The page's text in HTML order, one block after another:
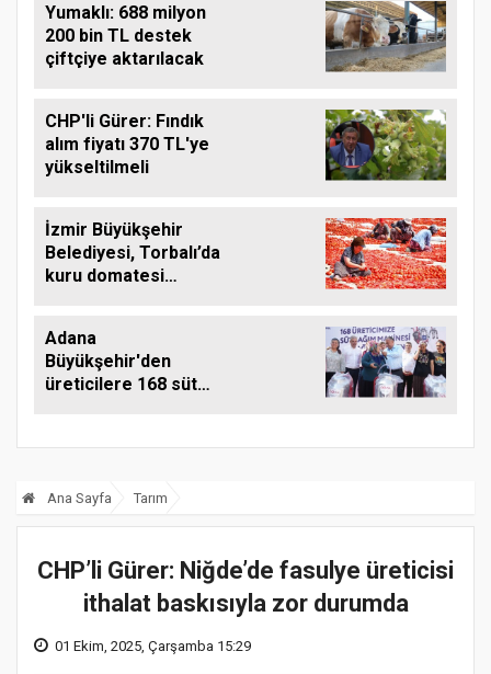
Yumaklı: 688 milyon
200 bin TL destek
çiftçiye aktarılacak
CHP'li Gürer: Fındık
alım fiyatı 370 TL'ye
yükseltilmeli
İzmir Büyükşehir
Belediyesi, Torbalı’da
kuru domatesi
Adana
Büyükşehir'den
üreticilere 168 süt
Ana Sayfa Tarım
CHP’li Gürer: Niğde’de fasulye üreticisi
ithalat baskısıyla zor durumda
01 Ekim, 2025, Çarşamba 15:29